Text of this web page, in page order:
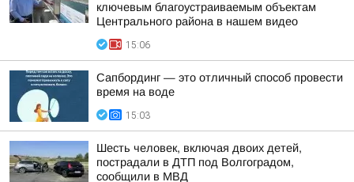
ключевым благоустраиваемым объектам
Центрального района в нашем видео
15:06
Сапбординг — это отличный способ провести
время на воде
15:03
Шесть человек, включая двоих детей,
пострадали в ДТП под Волгоградом,
сообщили в МВД